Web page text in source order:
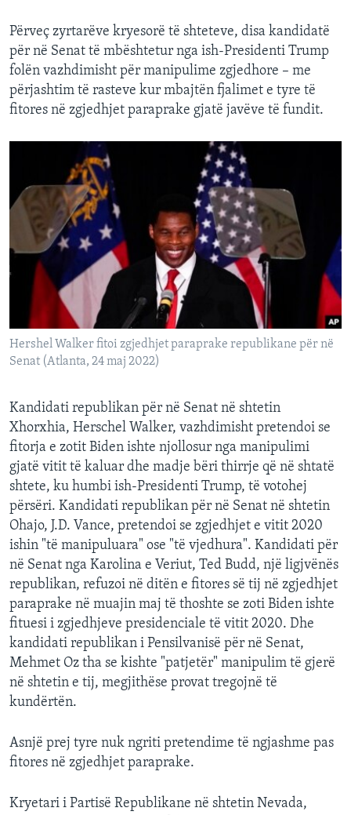
Përveç zyrtarëve kryesorë të shteteve, disa kandidatë
për në Senat të mbështetur nga ish-Presidenti Trump
folën vazhdimisht për manipulime zgjedhore – me
përjashtim të rasteve kur mbajtën fjalimet e tyre të
fitores në zgjedhjet paraprake gjatë javëve të fundit.
Hershel Walker fitoi zgjedhjet paraprake republikane për në
Senat (Atlanta, 24 maj 2022)
Kandidati republikan për në Senat në shtetin
Xhorxhia, Herschel Walker, vazhdimisht pretendoi se
fitorja e zotit Biden ishte njollosur nga manipulimi
gjatë vitit të kaluar dhe madje bëri thirrje që në shtatë
shtete, ku humbi ish-Presidenti Trump, të votohej
përsëri. Kandidati republikan për në Senat në shtetin
Ohajo, J.D. Vance, pretendoi se zgjedhjet e vitit 2020
ishin "të manipuluara" ose "të vjedhura". Kandidati për
në Senat nga Karolina e Veriut, Ted Budd, një ligjvënës
republikan, refuzoi në ditën e fitores së tij në zgjedhjet
paraprake në muajin maj të thoshte se zoti Biden ishte
fituesi i zgjedhjeve presidenciale të vitit 2020. Dhe
kandidati republikan i Pensilvanisë për në Senat,
Mehmet Oz tha se kishte "patjetër" manipulim të gjerë
në shtetin e tij, megjithëse provat tregojnë të
kundërtën.
Asnjë prej tyre nuk ngriti pretendime të ngjashme pas
fitores në zgjedhjet paraprake.
Kryetari i Partisë Republikane në shtetin Nevada,